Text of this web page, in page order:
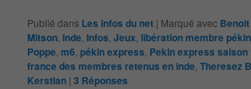
Publié dans Les infos du net | Marqué avec
Mitson, inde, Infos,Jeux, libération membre
Poppe,m6,pékin express, Pekin express saison
france des membres retenus en inde,Theresez
Kerstian |3 Réponses